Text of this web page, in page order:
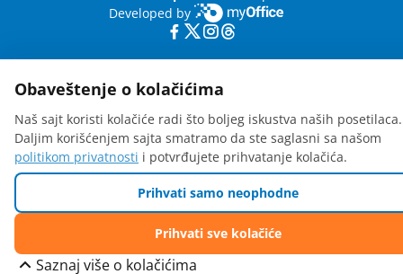
Developed by
myOffice
Obaveštenje o kolačićima
Naš sajt koristi kolačiće radi što boljeg iskustva naših posetilaca.
Daljim korišćenjem sajta smatramo da ste saglasni sa našom
politikom privatnosti i potvrđujete prihvatanje kolačića.
Saznaj više o kolačićima
Prihvati samo neophodne
Prihvati sve kolačiće